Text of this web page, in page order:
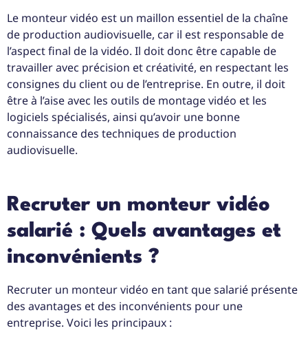
Le monteur vidéo est un maillon essentiel de la chaîne
de production audiovisuelle, car il est responsable de
l’aspect final de la vidéo. Il doit donc être capable de
travailler avec précision et créativité, en respectant les
consignes du client ou de l’entreprise. En outre, il doit
être à l’aise avec les outils de montage vidéo et les
logiciels spécialisés, ainsi qu’avoir une bonne
connaissance des techniques de production
audiovisuelle.
Recruter un monteur vidéo
salarié : Quels avantages et
inconvénients ?
Recruter un monteur vidéo en tant que salarié présente
des avantages et des inconvénients pour une
entreprise. Voici les principaux :